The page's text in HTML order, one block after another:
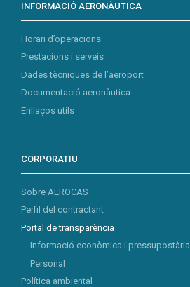
INFORMACIÓ AERONÀUTICA
Horari d’operacions
Prestacions i serveis
Dades tècniques de l’aeroport
Documentació aeronàutica
Enllaços útils
CORPORATIU
Sobre AEROCAS
Perfil del contractant
Portal de transparència
Informació econòmica i pressupostària
Personal
Política ambiental